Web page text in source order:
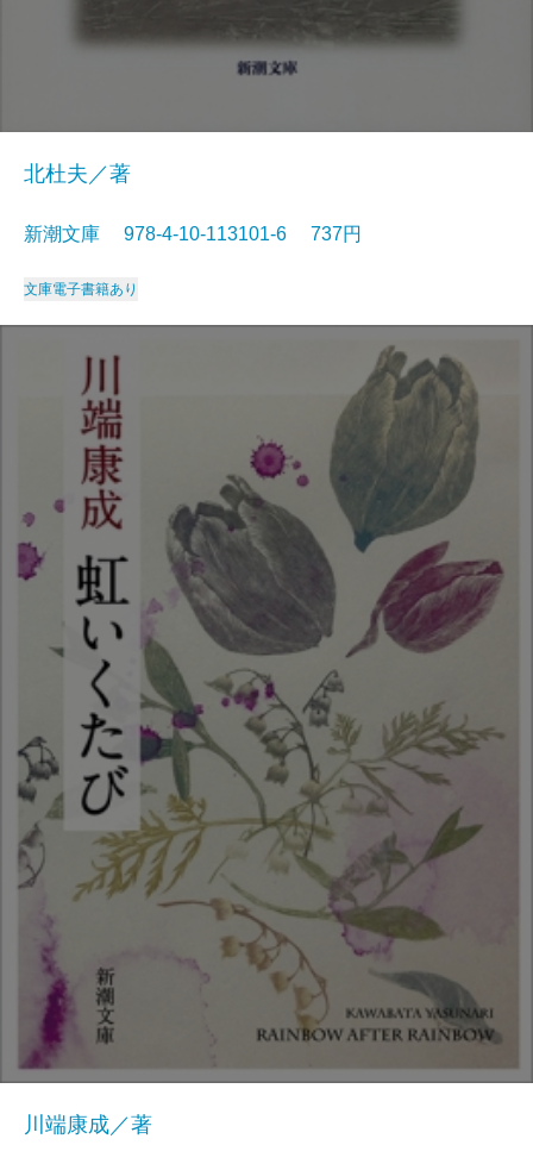
北杜夫／著
新潮文庫 978-4-10-113101-6 737円
文庫電子書籍あり
川端康成／著